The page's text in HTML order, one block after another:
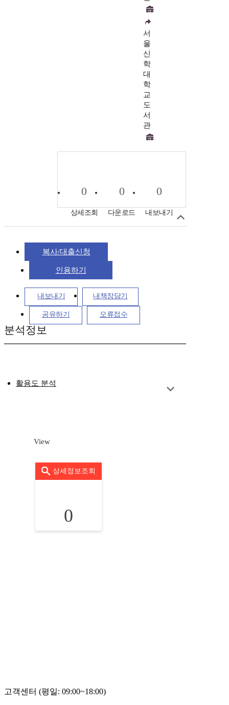
서
울
신
학
대
학
교
도
서
관
0
상세조회
0
다운로드
0
내보내기
복사/대출신청
인용하기
내보내기 내책장담기
공유하기 오류접수
분석정보
활용도 분석
View
상세정보조회
0
고객센터 (평일: 09:00~18:00)